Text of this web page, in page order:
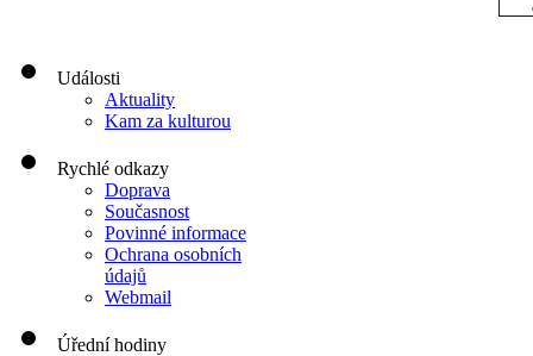
Události
Aktuality
Kam za kulturou
Rychlé odkazy
Doprava
Současnost
Povinné informace
Ochrana osobních
údajů
Webmail
Úřední hodiny